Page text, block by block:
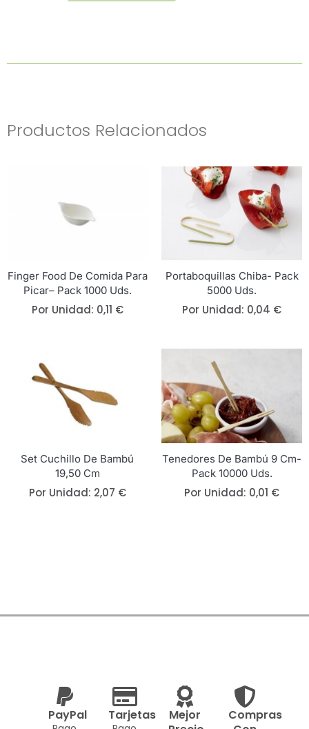
Productos Relacionados
Finger Food De Comida Para
Picar– Pack 1000 Uds.
Por Unidad: 0,11 €
Portaboquillas Chiba- Pack
5000 Uds.
Por Unidad: 0,04 €
Set Cuchillo De Bambú
19,50 Cm
Por Unidad: 2,07 €
Tenedores De Bambú 9 Cm-
Pack 10000 Uds.
Por Unidad: 0,01 €
PayPal Tarjetas
Mejor
Compras